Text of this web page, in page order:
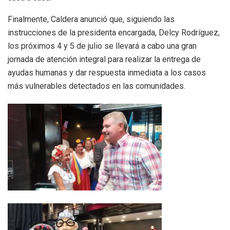
​Finalmente, Caldera anunció que, siguiendo las
instrucciones de la presidenta encargada, Delcy Rodríguez,
los próximos 4 y 5 de julio se llevará a cabo una gran
jornada de atención integral para realizar la entrega de
ayudas humanas y dar respuesta inmediata a los casos
más vulnerables detectados en las comunidades.